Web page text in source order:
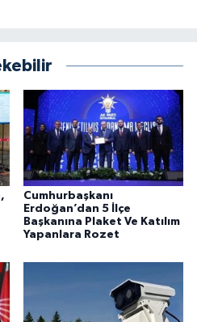
Cumhurbaşkanı
Erdoğan’dan 5 İlçe
Başkanına Plaket Ve Katılım
Yapanlara Rozet